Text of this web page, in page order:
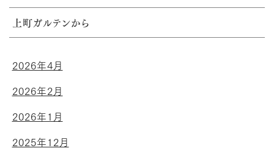
上町ガルテンから
2026年4月
2026年2月
2026年1月
2025年12月